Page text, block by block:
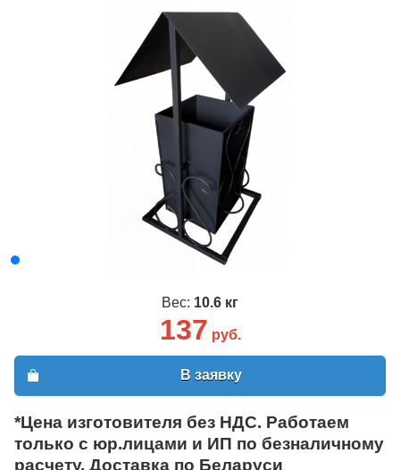
Вес: 10.6 кг
137 руб.
В заявку
*Цена изготовителя без НДС. Работаем
только с юр.лицами и ИП по безналичному
расчету. Доставка по Беларуси